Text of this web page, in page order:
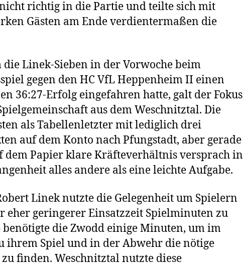
richtig in die Partie und teilte sich mit
Gästen am Ende verdientermaßen die
die Linek-Sieben in der Vorwoche beim
gegen den HC VfL Heppenheim II einen
36:27-Erfolg eingefahren hatte, galt der Fokus
aus dem Weschnitztal. Die
als Tabellenletzter mit lediglich drei
auf dem Konto nach Pfungstadt, aber gerade
dem Papier klare Kräfteverhältnis versprach in
alles andere als eine leichte Aufgabe.
Linek nutzte die Gelegenheit um Spielern
eher geringerer Einsatzzeit Spielminuten zu
benötigte die Zwodd einige Minuten, um im
ihrem Spiel und in der Abwehr die nötige
finden. Weschnitztal nutzte diese